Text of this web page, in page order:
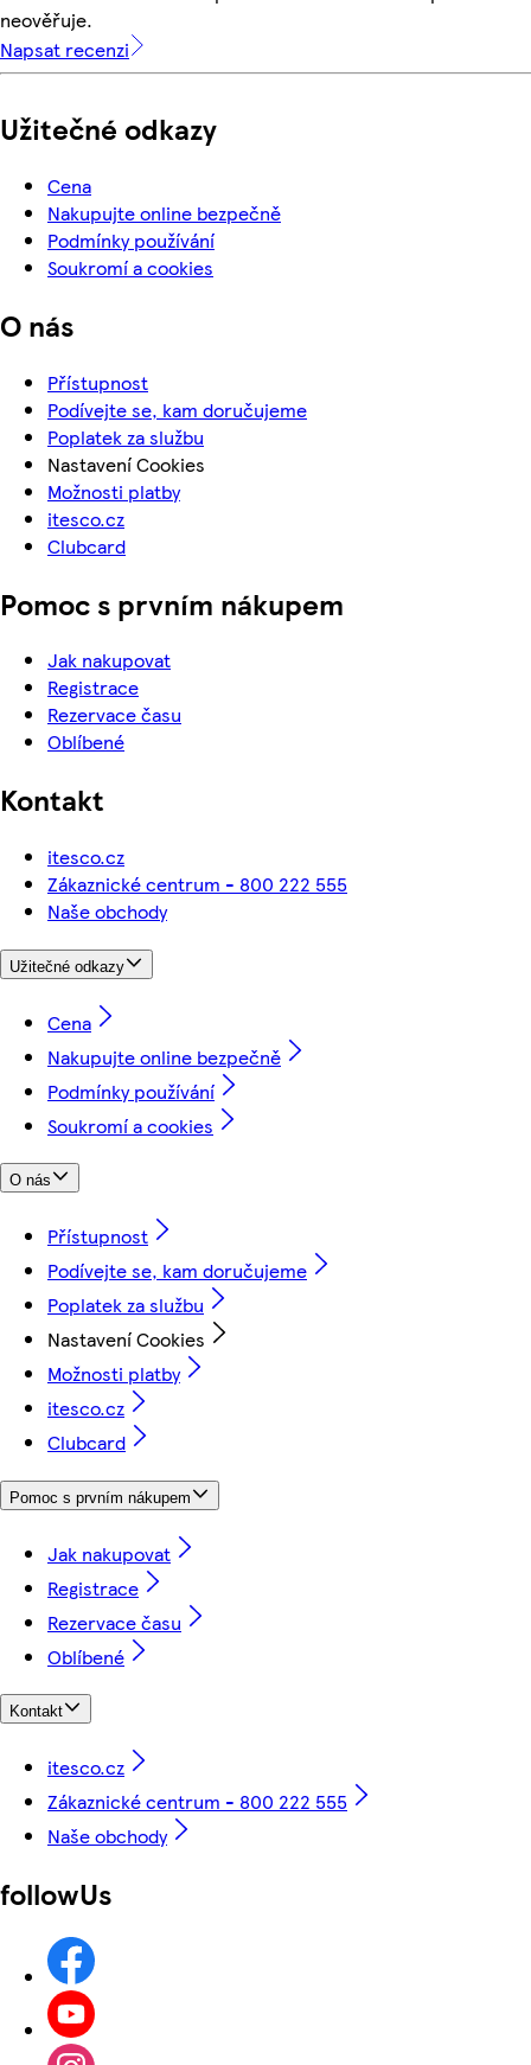
neověřuje.
Napsat recenzi
Užitečné odkazy
Cena
Nakupujte online bezpečně
Podmínky používání
Soukromí a cookies
O nás
Přístupnost
Podívejte se, kam doručujeme
Poplatek za službu
Nastavení Cookies
Možnosti platby
itesco.cz
Clubcard
Pomoc s prvním nákupem
Jak nakupovat
Registrace
Rezervace času
Oblíbené
Kontakt
itesco.cz
Zákaznické centrum - 800 222 555
Naše obchody
Užitečné odkazy
Cena
Nakupujte online bezpečně
Podmínky používání
Soukromí a cookies
O nás
Přístupnost
Podívejte se, kam doručujeme
Poplatek za službu
Nastavení Cookies
Možnosti platby
itesco.cz
Clubcard
Pomoc s prvním nákupem
Jak nakupovat
Registrace
Rezervace času
Oblíbené
Kontakt
itesco.cz
Zákaznické centrum - 800 222 555
Naše obchody
followUs